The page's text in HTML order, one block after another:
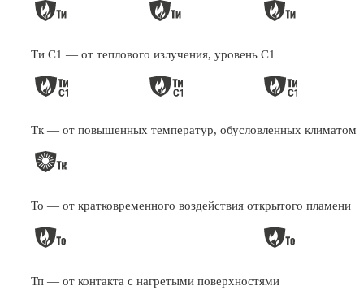
Ти С1 — от теплового излучения, уровень С1
Тк — от повышенных температур, обусловленных климатом
То — от кратковременного воздействия открытого пламени
Тп — от контакта с нагретыми поверхностями